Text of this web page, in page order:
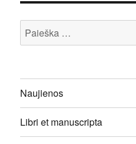
Ieškoti:
Naujienos
Libri et manuscripta